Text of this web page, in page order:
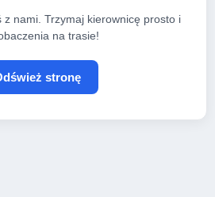
z nami. Trzymaj kierownicę prosto i
na trasie!
stronę